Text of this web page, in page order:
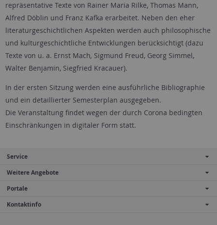
repräsentative Texte von Rainer Maria Rilke, Thomas Mann,
Alfred Döblin und Franz Kafka erarbeitet. Neben den eher
literaturgeschichtlichen Aspekten werden auch philosophische
und kulturgeschichtliche Entwicklungen berücksichtigt (dazu
Texte von u. a. Ernst Mach, Sigmund Freud, Georg Simmel,
Walter Benjamin, Siegfried Kracauer).
In der ersten Sitzung werden eine ausführliche Bibliographie
und ein detaillierter Semesterplan ausgegeben.
Die Veranstaltung findet wegen der durch Corona bedingten
Einschränkungen in digitaler Form statt.
Service
Weitere Angebote
Portale
Kontaktinfo